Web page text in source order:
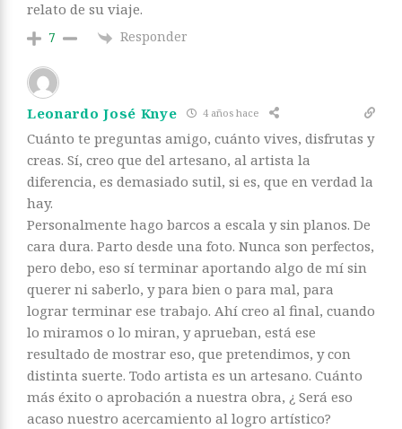
relato de su viaje.
7 Responder
Leonardo José Knye 4 años hace
Cuánto te preguntas amigo, cuánto vives, disfrutas y
creas. Sí, creo que del artesano, al artista la
diferencia, es demasiado sutil, si es, que en verdad la
hay.
Personalmente hago barcos a escala y sin planos. De
cara dura. Parto desde una foto. Nunca son perfectos,
pero debo, eso sí terminar aportando algo de mí sin
querer ni saberlo, y para bien o para mal, para
lograr terminar ese trabajo. Ahí creo al final, cuando
lo miramos o lo miran, y aprueban, está ese
resultado de mostrar eso, que pretendimos, y con
distinta suerte. Todo artista es un artesano. Cuánto
más éxito o aprobación a nuestra obra, ¿ Será eso
acaso nuestro acercamiento al logro artístico?